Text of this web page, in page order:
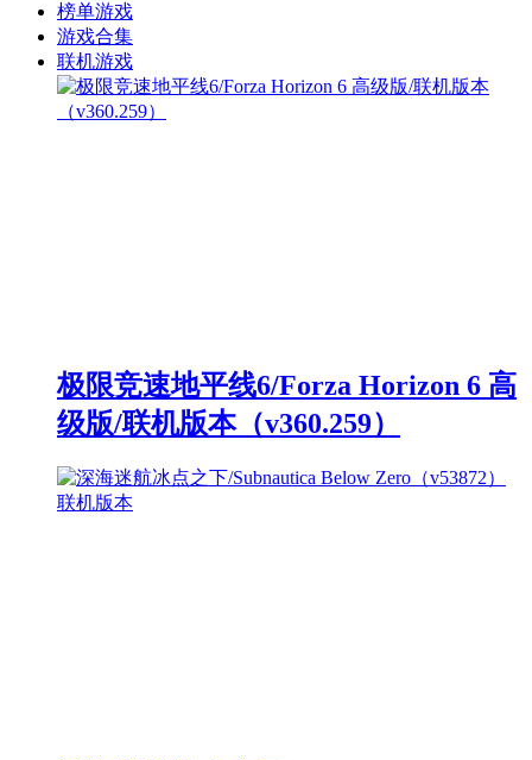
榜单游戏
游戏合集
联机游戏
极限竞速地平线6/Forza Horizon 6 高
级版/联机版本（v360.259）